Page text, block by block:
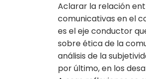
Aclarar la relación
comunicativas en el
es el eje conductor
sobre ética de la
análisis de la
por último, en los